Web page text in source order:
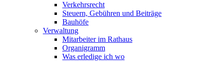
Verkehrsrecht
Steuern, Gebühren und Beiträge
Bauhöfe
Verwaltung
Mitarbeiter im Rathaus
Organigramm
Was erledige ich wo